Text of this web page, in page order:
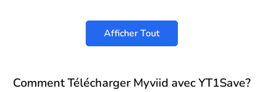
Afficher Tout
Comment Télécharger Myviid avec YT1Save?